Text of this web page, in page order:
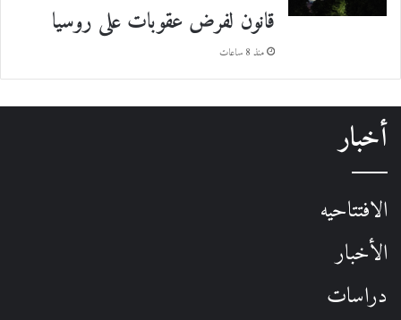
قانون لفرض عقوبات على روسيا
منذ 8 ساعات
أخبار
الافتتاحيه
الأخبار
دراسات